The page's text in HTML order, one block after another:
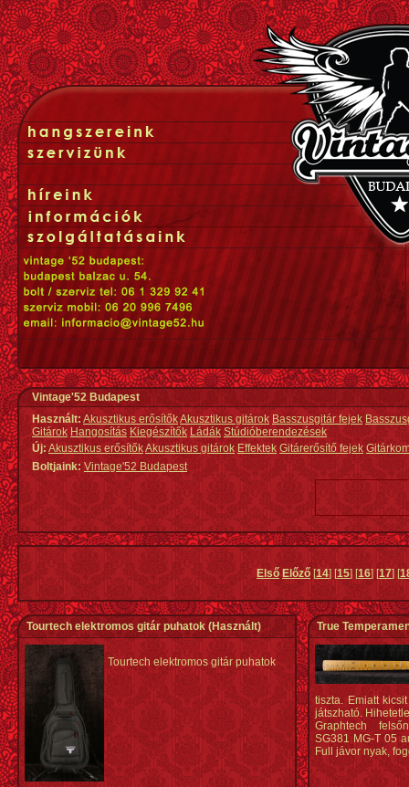
Vintage'52 Budapest
Használt: Akusztikus erősítőkAkusztikus gitárok Basszusgitár fejek
Gitárok Hangosítás Kiegészítők Ládák Stúdióberendezések
Új:Akusztikus erősítőkAkusztikus gitárok Effektek Gitárerősítő fejek
Boltjaink: Vintage'52 Budapest
Első Előző [14] [15] [16] [17] [
Tourtech elektromos gitár puhatok(Használt)
Tourtech elektromos gitár puhatok
True
tiszta. Emiatt
játszható.
Graphtech
SG381 MG-T 05
Full jávor nyak,